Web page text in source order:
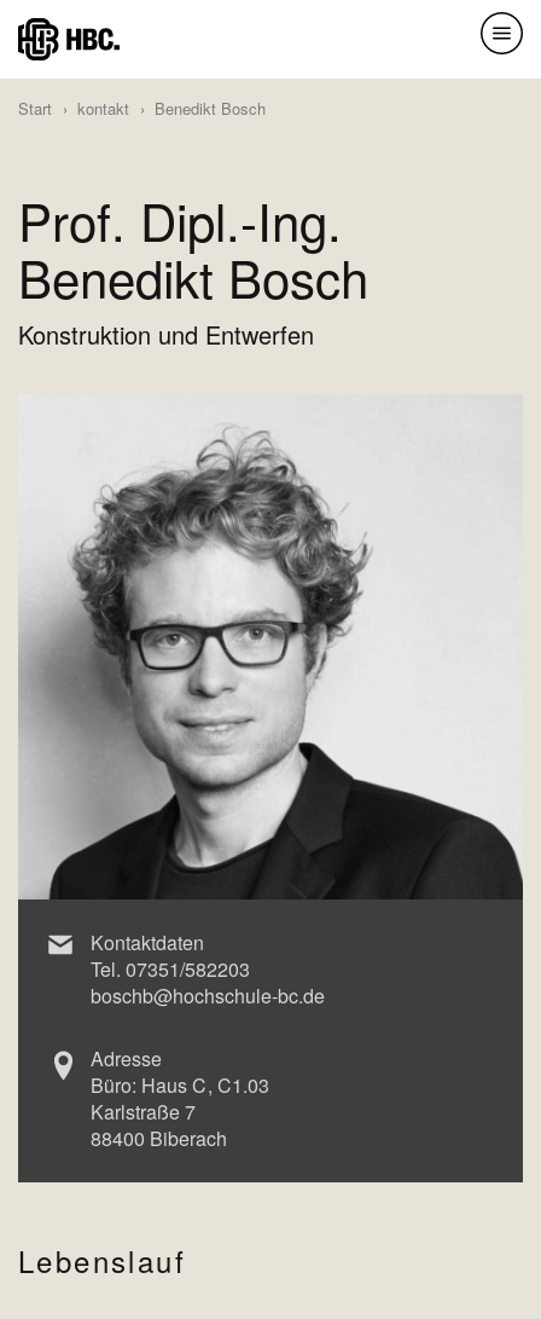
Direkt
zum
Inhalt
Start kontakt Benedikt Bosch
Prof. Dipl.-Ing.
Benedikt Bosch
Konstruktion und Entwerfen
Kontaktdaten
Tel. 07351/582203
boschb@hochschule-bc.de
Adresse
Büro: Haus C C1.03
Karlstraße 7
88400 Biberach
Lebenslauf